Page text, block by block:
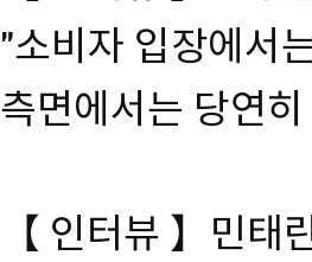
"소비자 입장에서
측면에서는 당연
【 인터뷰 】민태